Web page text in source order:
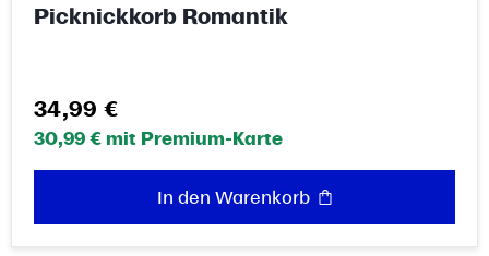
Picknickkorb Romantik
Regulärer Preis:
34,99 €
30,99 € mit Premium-Karte
In den Warenkorb